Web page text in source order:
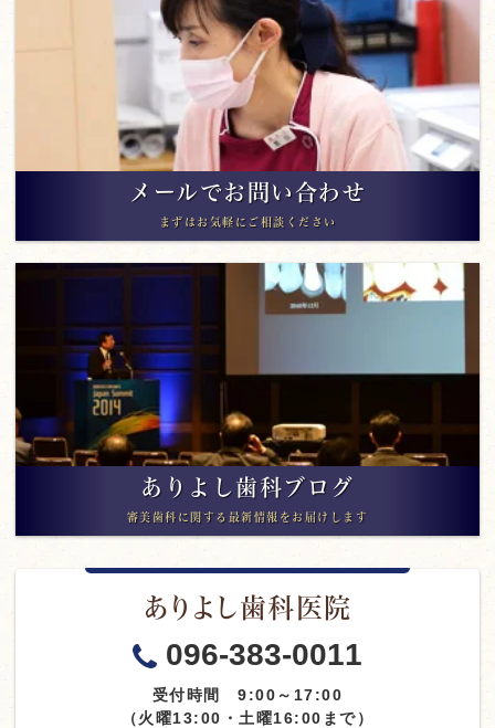
メールでお問い合わせ
まずはお気軽にご相談ください
ありよし歯科ブログ
審美歯科に関する最新情報をお届けします
ありよし歯科医院
096-383-0011
受付時間 9:00～17:00
（火曜13:00・土曜16:00まで）